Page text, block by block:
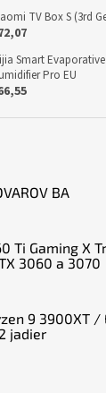
TV Box S (3rd
Smart Evaporative
Pro EU
BA
Ti Gaming X
3060 a 3070
9 3900XT /
jadier